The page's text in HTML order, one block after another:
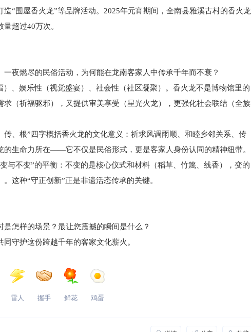
围屋香火龙”等品牌活动。2025年元宵期间，全南县雅溪古村的香火龙
超过40万次。
燃尽的民俗活动，为何能在龙南客家人中传承千年而不衰？
娱乐性（视觉盛宴）、社会性（社区凝聚）。香火龙不是博物馆里的
（祈福驱邪），又提供审美享受（星光火龙），更强化社会联结（全族
、根”四字概括香火龙的文化意义：祈求风调雨顺、和睦乡邻关系、传
的生命力所在——它不仅是民俗形式，更是客家人身份认同的精神纽带。
不变”的平衡：不变的是核心仪式和材料（稻草、竹篾、线香），变的
这种“守正创新”正是非遗活态传承的关键。
怎样的场景？最让您震撼的瞬间是什么？
守护这份跨越千年的客家文化薪火。
雷人 握手 鲜花 鸡蛋